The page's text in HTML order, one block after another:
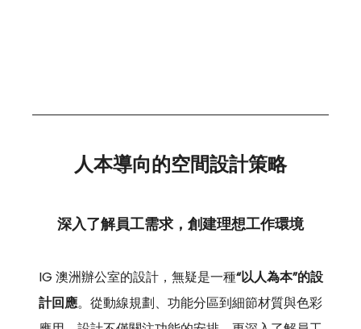
人本導向的空間設計策略
深入了解員工需求，創建理想工作環境
IG 澳洲辦公室的設計，無疑是一種“以人為本”的設
計回應。從動線規劃、功能分區到細節材質與色彩